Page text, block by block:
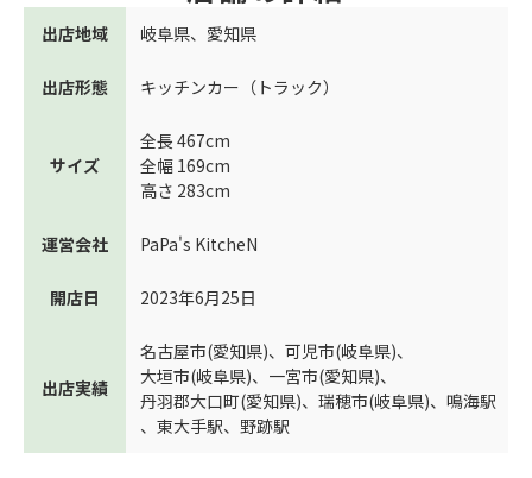
出店地域 岐阜県、 愛知県
出店形態 キッチンカー（トラック）
サイズ
全長 467cm
全幅 169cm
高さ 283cm
運営会社 PaPa's KitcheN
開店日 2023年6月25日
出店実績
名古屋市(愛知県)、 可児市(岐阜県)、
大垣市(岐阜県)、 一宮市(愛知県)、
丹羽郡大口町(愛知県)、 瑞穂市(岐阜県)、 鳴海駅
、 東大手駅、 野跡駅